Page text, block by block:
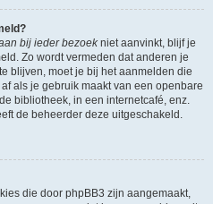
bij ieder bezoekniet aanvinkt, blijf je
Zo wordt vermeden dat anderen je
blijven, moet je bij het aanmelden die
als je gebruik maakt van een openbare
bibliotheek, in een internetcafé, enz.
de beheerder deze uitgeschakeld.
die door phpBB3 zijn aangemaakt,